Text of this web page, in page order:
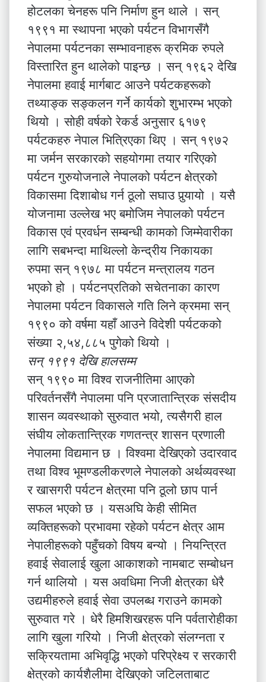
होटलका चेनहरू पनि निर्माण हुन थाले । सन्
१९९१ मा स्थापना भएको पर्यटन विभागसँगै
नेपालमा पर्यटनका सम्भावनाहरू क्रमिक रुपले
विस्तारित हुन थालेको पाइन्छ । सन् १९६२ देखि
नेपालमा हवाई मार्गबाट आउने पर्यटकहरूको
तथ्याङ्क सङ्कलन गर्ने कार्यको शुभारम्भ भएको
थियो । सोही वर्षको रेकर्ड अनुसार ६१७९
पर्यटकहरु नेपाल भित्रिएका थिए । सन् १९७२
मा जर्मन सरकारको सहयोगमा तयार गरिएको
पर्यटन गुरुयोजनाले नेपालको पर्यटन क्षेत्रको
विकासमा दिशाबोध गर्न ठूलो सघाउ पुर्‍यायो । यसै
योजनामा उल्लेख भए बमोजिम नेपालको पर्यटन
विकास एवं प्रवर्धन सम्बन्धी कामको जिम्मेवारीका
लागि सबभन्दा माथिल्लो केन्द्रीय निकायका
रुपमा सन् १९७८ मा पर्यटन मन्त्रालय गठन
भएको हो । पर्यटनप्रतिको सचेतनाका कारण
नेपालमा पर्यटन विकासले गति लिने क्रममा सन्
१९९० को वर्षमा यहाँ आउने विदेशी पर्यटकको
संख्या २,५४,८८५ पुगेको थियो ।
सन् १९९१ देखि हालसम्म
सन् १९९० मा विश्व राजनीतिमा आएको
परिवर्तनसँगै नेपालमा पनि प्रजातान्त्रिक संसदीय
शासन व्यवस्थाको सुरुवात भयो, त्यसैगरी हाल
संघीय लोकतान्त्रिक गणतन्त्र शासन प्रणाली
नेपालमा विद्यमान छ । विश्वमा देखिएको उदारवाद
तथा विश्व भूमण्डलीकरणले नेपालको अर्थव्यवस्था
र खासगरी पर्यटन क्षेत्रमा पनि ठूलो छाप पार्न
सफल भएको छ । यसअघि केही सीमित
व्यक्तिहरूको प्रभावमा रहेको पर्यटन क्षेत्र आम
नेपालीहरूको पहुँचको विषय बन्यो । नियन्त्रित
हवाई सेवालाई खुला आकाशको नामबाट सम्बोधन
गर्न थालियो । यस अवधिमा निजी क्षेत्रका धेरै
उद्यमीहरुले हवाई सेवा उपलब्ध गराउने कामको
सुरुवात गरे । धेरै हिमशिखरहरू पनि पर्वतारोहीका
लागि खुला गरियो । निजी क्षेत्रको संलग्नता र
सक्रियतामा अभिवृद्धि भएको परिप्रेक्ष्य र सरकारी
क्षेत्रको कार्यशैलीमा देखिएको जटिलताबाट